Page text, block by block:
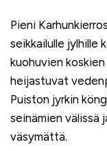
Pieni
seikkailulle jylhille
kuohuvien
heijastuvat
Puiston jyrkin
seinämien välissä
väsymättä.